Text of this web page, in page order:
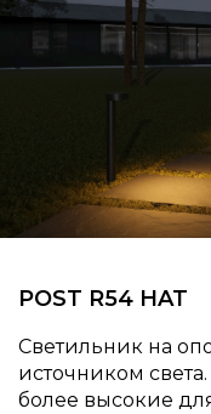
POST R54 HAT
Светильник на
источником
более высокие